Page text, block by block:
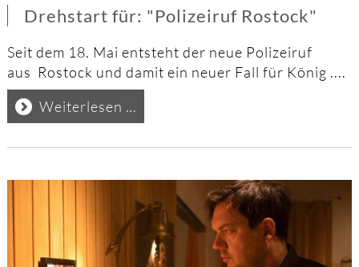
Drehstart für: "Polizeiruf Rostock"
Seit dem 18. Mai entsteht der neue Polizeiruf
aus Rostock und damit ein neuer Fall für König ....
Weiterlesen …
für:
"Polizeiruf